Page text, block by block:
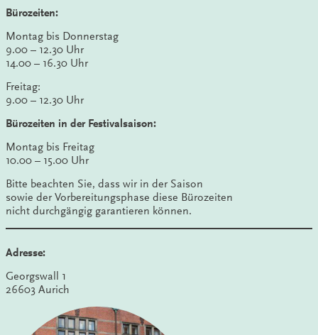
Bürozeiten:
Montag bis Donnerstag
9.00 – 12.30 Uhr
14.00 – 16.30 Uhr
Freitag:
9.00 – 12.30 Uhr
Bürozeiten in der Festivalsaison:
Montag bis Freitag
10.00 – 15.00 Uhr
Bitte beachten Sie, dass wir in der Saison
sowie der Vorbereitungsphase diese Bürozeiten
nicht durchgängig garantieren können.
Adresse:
Georgswall 1
26603 Aurich